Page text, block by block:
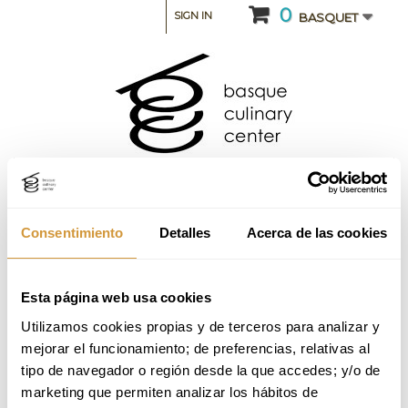
Consentimiento Detalles Acerca de las cookies
Esta página web usa cookies
Utilizamos cookies propias y de terceros para analizar y
mejorar el funcionamiento; de preferencias, relativas al
tipo de navegador o región desde la que accedes; y/o de
marketing que permiten analizar los hábitos de
0 BASQUET
SIGN IN
Productos de Vanguardia Octubre 2024
(Online)
Back to Training Offer